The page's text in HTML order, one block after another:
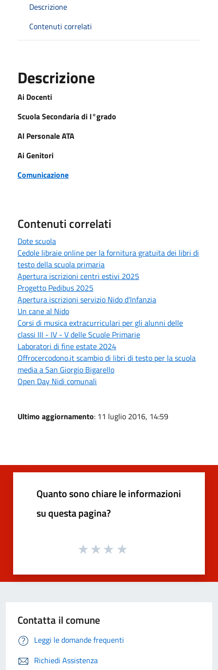
Descrizione
Contenuti correlati
Descrizione
Ai Docenti
Scuola Secondaria di I°grado
Al Personale ATA
Ai Genitori
Comunicazione
Contenuti correlati
Dote scuola
Cedole libraie online per la fornitura gratuita dei libri di
testo della scuola primaria
Apertura iscrizioni centri estivi 2025
Progetto Pedibus 2025
Apertura iscrizioni servizio Nido d'Infanzia
Un cane al Nido
Corsi di musica extracurriculari per gli alunni delle
classi III - IV - V delle Scuole Primarie
Laboratori di fine estate 2024
Offrocercodono.it scambio di libri di testo per la scuola
media a San Giorgio Bigarello
Open Day Nidi comunali
Ultimo aggiornamento: 11 luglio 2016, 14:59
Quanto sono chiare le informazioni
su questa pagina?
Contatta il comune
Leggi le domande frequenti
Richiedi Assistenza